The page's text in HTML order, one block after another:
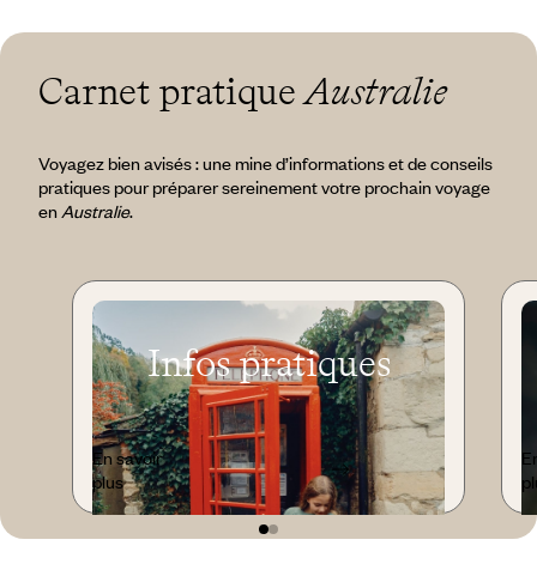
Carnet pratiqueAustralie
Voyagez bien avisés : une mine d’informations et de conseils
pratiques pour préparer sereinement votre prochain voyage
en Australie.
Infos pratiques
En savoir
plus